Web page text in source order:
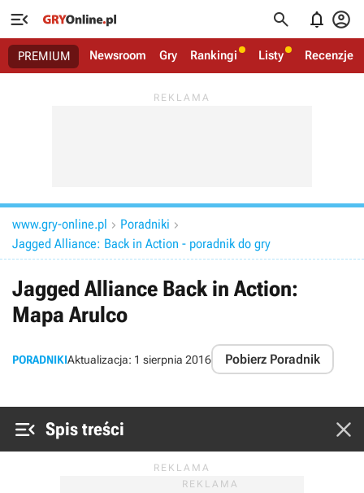
   
PREMIUM Newsroom Gry Rankingi Listy Recenzje
www.gry-online.pl  Poradniki 
Jagged Alliance: Back in Action - poradnik do gry
Jagged Alliance Back in Action:
Mapa Arulco
PORADNIKIAktualizacja: 1 sierpnia 2016 Pobierz Poradnik
 Spis treści 